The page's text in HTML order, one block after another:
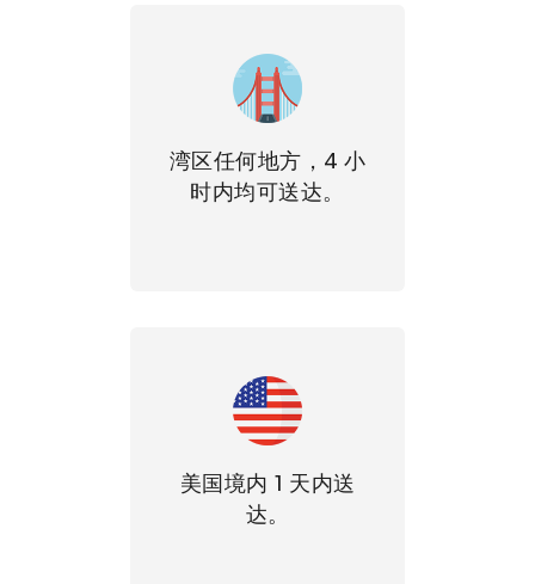
湾区任何地方，4 小
时内均可送达。
美国境内 1 天内送
达。